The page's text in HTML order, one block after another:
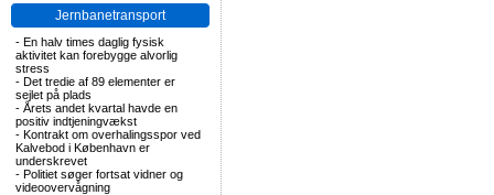
Jernbanetransport
- En halv times daglig fysisk
aktivitet kan forebygge alvorlig
stress
- Det tredie af 89 elementer er
sejlet på plads
- Årets andet kvartal havde en
positiv indtjeningvækst
- Kontrakt om overhalingsspor ved
Kalvebod i København er
underskrevet
- Politiet søger fortsat vidner og
videoovervågning